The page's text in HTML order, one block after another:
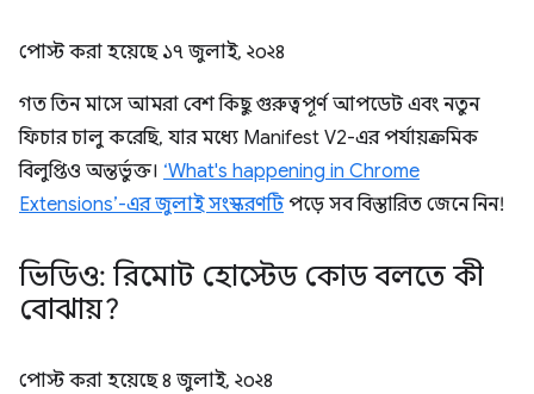
পোস্ট করা হয়েছে১৭ জুলাই, ২০২৪
গত তিন মাসে আমরা বেশ কিছু গুরুত্বপূর্ণ আপডেট এবং নতুন
ফিচার চালু করেছি, যার মধ্যে Manifest V2-এর পর্যায়ক্রমিক
বিলুপ্তিও অন্তর্ভুক্ত। ‘What's happening in Chrome
Extensions’-এর জুলাই সংস্করণটিপড়ে সব বিস্তারিত জেনে নিন!
ভিডিও: রিমোট হোস্টেড কোড বলতে কী
বোঝায়?
পোস্ট করা হয়েছে৪ জুলাই, ২০২৪